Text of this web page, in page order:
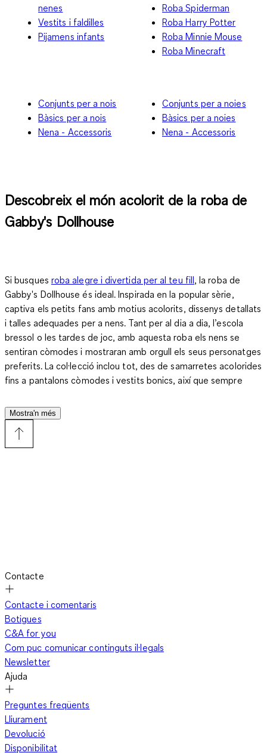
nenes
Vestits i faldilles
Pijamens infants
Roba Spiderman
Roba Harry Potter
Roba Minnie Mouse
Roba Minecraft
Conjunts per a nois
Bàsics per a nois
Nena - Accessoris
Conjunts per a noies
Bàsics per a noies
Nena - Accessoris
Descobreix el món acolorit de la roba de
Gabby's Dollhouse
Si busques roba alegre i divertida per al teu fill, la roba de
Gabby's Dollhouse és ideal. Inspirada en la popular sèrie,
captiva els petits fans amb motius acolorits, dissenys detallats
i talles adequades per a nens. Tant per al dia a dia, l’escola
bressol o les tardes de joc, amb aquesta roba els nens se
sentiran còmodes i mostraran amb orgull els seus personatges
preferits. La col·lecció inclou tot, des de samarretes acolorides
fins a pantalons còmodes i vestits bonics, així que sempre
de Gabby's Dollhouse, cada dia es converteix en una petita
aventura que acompanya els nens en la seva imaginació i
ofereix als pares peces pràctiques i combinables.
dissenys alegres, sinó també pel seu gran confort. Els
materials tous i els talles adaptades als nens permeten
moviments lliures durant el joc, les curses o l’escalada. A més,
les peces estan dissenyades per combinar-se fàcilment: les
samarretes van perfectament amb texans o pantalons curts, i
els vestits i faldilles amb malles acolorides. Això facilita l’hora
de vestir-se i permet crear looks elegants ràpidament. A més,
els colors vius animen els nens a portar els seus personatges
favorits. Tant al jardí, al parc o en trobades amb amics, la roba
de Gabby's Dollhouse acompanya cada aventura amb confort i
diversió.
Mostra'n més
Contacte
Contacte i comentaris
Botigues
C&A for you
Com puc comunicar continguts il·legals
Newsletter
Ajuda
Preguntes freqüents
Lliurament
Devolució
Disponibilitat